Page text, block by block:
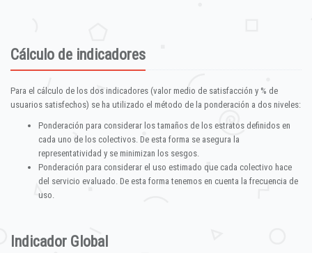
Cálculo de indicadores
Para el cálculo de los dos indicadores (valor medio de satisfacción y % de
usuarios satisfechos) se ha utilizado el método de la ponderación a dos niveles:
Ponderación para considerar los tamaños de los estratos definidos en
cada uno de los colectivos. De esta forma se asegura la
representatividad y se minimizan los sesgos.
Ponderación para considerar el uso estimado que cada colectivo hace
del servicio evaluado. De esta forma tenemos en cuenta la frecuencia de
uso.
Indicador Global